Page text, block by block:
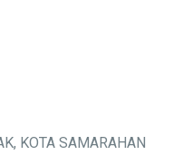
KOTA SAMARAHAN